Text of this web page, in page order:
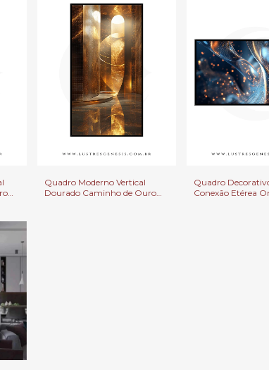
Quadro Moderno Vertical
Dourado Caminho de Ouro
Quadro
Conexão Etérea